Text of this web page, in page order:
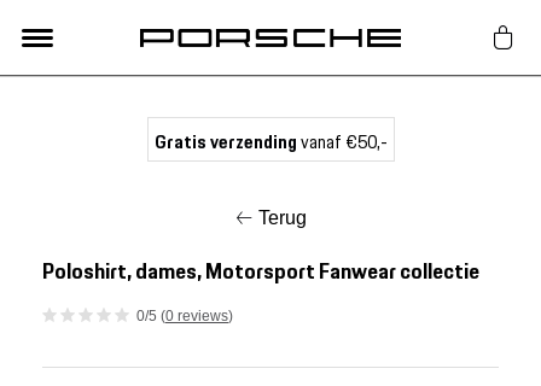
Nieuw
Gratis verzendingvanaf €50,-
Terug
Poloshirt, dames, Motorsport Fanwear collectie
0/5 (0 reviews)